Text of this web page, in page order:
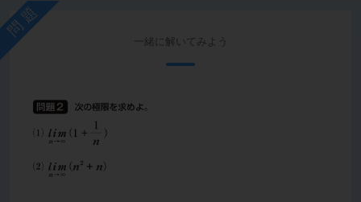
問題
一緒に解いてみよう